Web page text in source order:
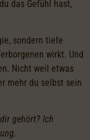
das Gefühl hast,
sondern tiefe
wirkt. Und
Nicht weil etwas
mehr du selbst sein
gehört? Ich